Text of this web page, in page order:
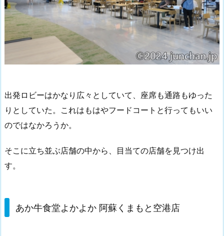
出発ロビーはかなり広々としていて、座席も通路もゆった
りとしていた。これはもはやフードコートと行ってもいい
のではなかろうか。
そこに立ち並ぶ店舗の中から、目当ての店舗を見つけ出
す。
あか牛食堂よかよか 阿蘇くまもと空港店